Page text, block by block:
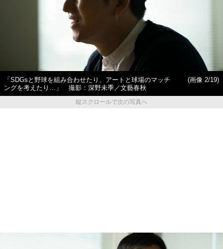
「SDGsと野球を組み合わせたり、アートと球場のマッチ
ングを考えたり…」 撮影：深野未季／文藝春秋
(画像 2/19)
縦スクロールで次の写真へ